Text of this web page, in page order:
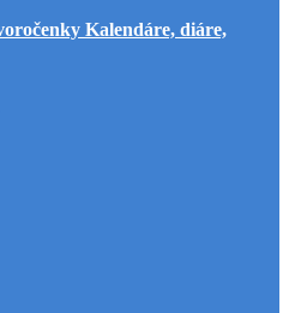
Kalendáre, diáre,